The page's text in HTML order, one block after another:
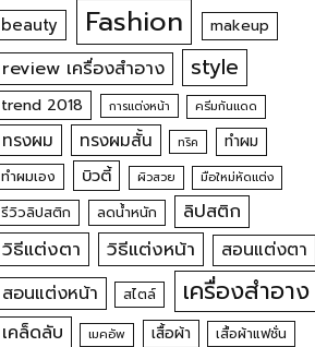
beauty Fashion makeup
review เครื่องสำอาง style
trend 2018 การแต่งหน้า ครีมกันแดด
ทรงผม ทรงผมสั้น ทริค ทำผม
ทำผมเอง บิวตี้ ผิวสวย มือใหม่หัดแต่ง
รีวิวลิปสติก ลดน้ำหนัก ลิปสติก
วิธีแต่งตา วิธีแต่งหน้า สอนแต่งตา
สอนแต่งหน้า สไตล์ เครื่องสำอาง
เคล็ดลับ เมคอัพ เสื้อผ้า เสื้อผ้าแฟชั่น